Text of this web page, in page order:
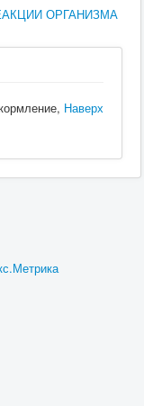
ОРГАНИЗМА
Наверх